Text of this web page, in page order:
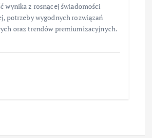
wynika z rosnącej świadomości
potrzeby wygodnych rozwiązań
oraz trendów premiumizacyjnych.